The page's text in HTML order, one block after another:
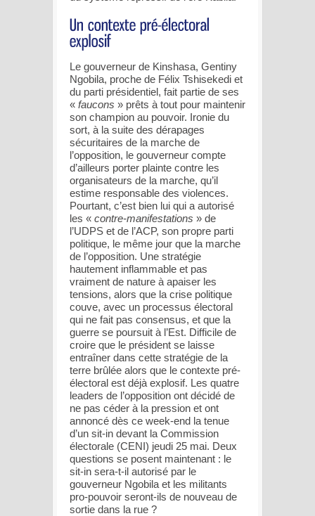
Le gouverneur de Kinshasa, Gentiny
Ngobila, proche de Félix Tshisekedi et
du parti présidentiel, fait partie de ses
« faucons » prêts à tout pour maintenir
son champion au pouvoir. Ironie du
sort, à la suite des dérapages
sécuritaires de la marche de
l’opposition, le gouverneur compte
d’ailleurs porter plainte contre les
organisateurs de la marche, qu’il
estime responsable des violences.
Pourtant, c’est bien lui qui a autorisé
les « contre-manifestations » de
l’UDPS et de l’ACP, son propre parti
politique, le même jour que la marche
de l’opposition. Une stratégie
hautement inflammable et pas
vraiment de nature à apaiser les
tensions, alors que la crise politique
couve, avec un processus électoral
qui ne fait pas consensus, et que la
guerre se poursuit à l’Est. Difficile de
croire que le président se laisse
entraîner dans cette stratégie de la
terre brûlée alors que le contexte pré-
électoral est déjà explosif. Les quatre
leaders de l’opposition ont décidé de
ne pas céder à la pression et ont
annoncé dès ce week-end la tenue
d’un sit-in devant la Commission
électorale (CENI) jeudi 25 mai. Deux
questions se posent maintenant : le
sit-in sera-t-il autorisé par le
gouverneur Ngobila et les militants
pro-pouvoir seront-ils de nouveau de
sortie dans la rue ?